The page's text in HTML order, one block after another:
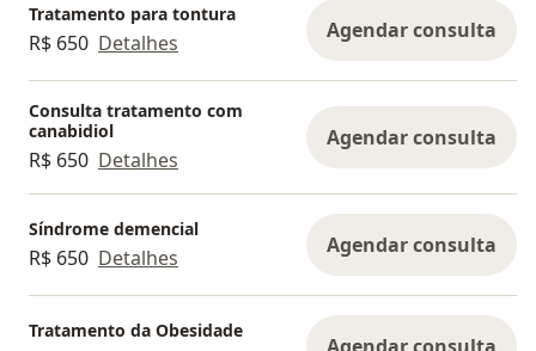
Tratamento para tontura
R$ 650 Detalhes Agendar consulta
Consulta tratamento com
canabidiol
R$ 650 Detalhes
Agendar consulta
Síndrome demencial
R$ 650 Detalhes Agendar consulta
Tratamento da Obesidade